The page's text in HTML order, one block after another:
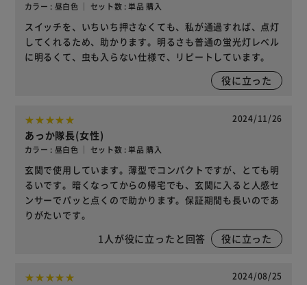
カラー : 昼白色 ｜ セット数 : 単品 購入
スイッチを、いちいち押さなくても、私が通過すれば、点灯
してくれるため、助かります。明るさも普通の蛍光灯レベル
に明るくて、虫も入らない仕様で、リピートしています。
役に立った
2024/11/26
あっか隊長(女性)
カラー : 昼白色 ｜ セット数 : 単品 購入
玄関で使用しています。薄型でコンパクトですが、とても明
るいです。暗くなってからの帰宅でも、玄関に入ると人感セ
ンサーでパッと点くので助かります。保証期間も長いのであ
りがたいです。
1 人が役に立ったと回答 役に立った
2024/08/25